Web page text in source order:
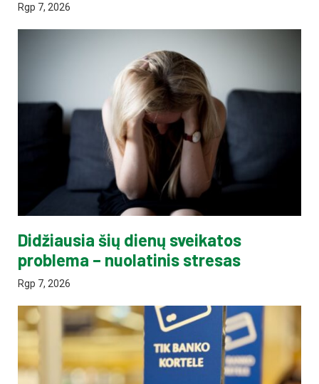
Rgp 7, 2026
Didžiausia šių dienų sveikatos
problema – nuolatinis stresas
Rgp 7, 2026